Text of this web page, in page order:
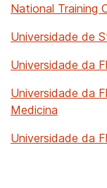
National Training
Universidade de
Universidade da
Universidade da
Medicina
Universidade da